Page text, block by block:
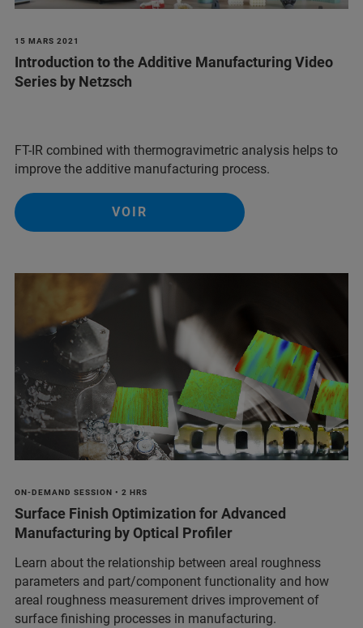
15 MARS 2021
Introduction to the Additive Manufacturing Video
Series by Netzsch
FT-IR combined with thermogravimetric analysis helps to
improve the additive manufacturing process.
VOIR
ON-DEMAND SESSION • 2 HRS
Surface Finish Optimization for Advanced
Manufacturing by Optical Profiler
Learn about the relationship between areal roughness
parameters and part/component functionality and how
areal roughness measurement drives improvement of
surface finishing processes in manufacturing.